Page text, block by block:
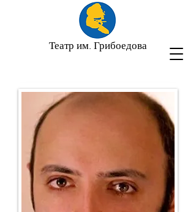
Театр им. Грибоедова